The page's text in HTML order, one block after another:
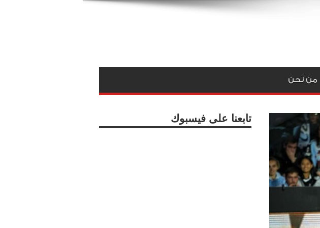
من نحن
تابعنا على فيسبوك